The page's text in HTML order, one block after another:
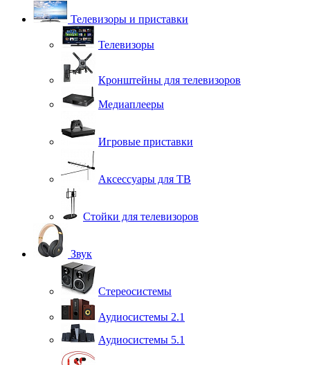
Телевизоры и приставки
Телевизоры
Кронштейны для телевизоров
Медиаплееры
Игровые приставки
Аксессуары для ТВ
Стойки для телевизоров
Звук
Стереосистемы
Аудиосистемы 2.1
Аудиосистемы 5.1